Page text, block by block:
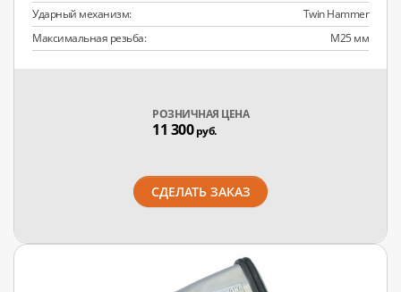
Ударный механизм:
Twin Hammer
Максимальная резьба:
М25 мм
РОЗНИЧНАЯ ЦЕНА
11 300руб.
СДЕЛАТЬ ЗАКАЗ